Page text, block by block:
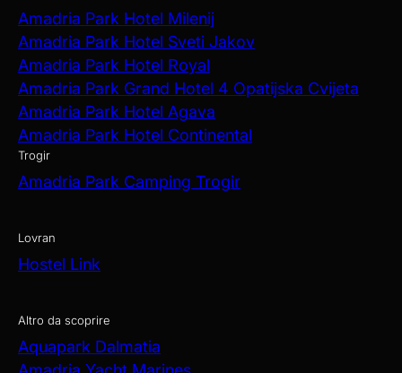
Amadria Park Hotel Milenij
Amadria Park Hotel Sveti Jakov
Amadria Park Hotel Royal
Amadria Park Grand Hotel 4 Opatijska Cvijeta
Amadria Park Hotel Agava
Amadria Park Hotel Continental
Trogir
Amadria Park Camping Trogir
Lovran
Hostel Link
Altro da scoprire
Aquapark Dalmatia